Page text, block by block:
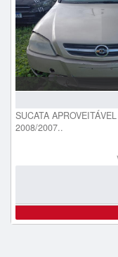
SUCATA
2008/2007..